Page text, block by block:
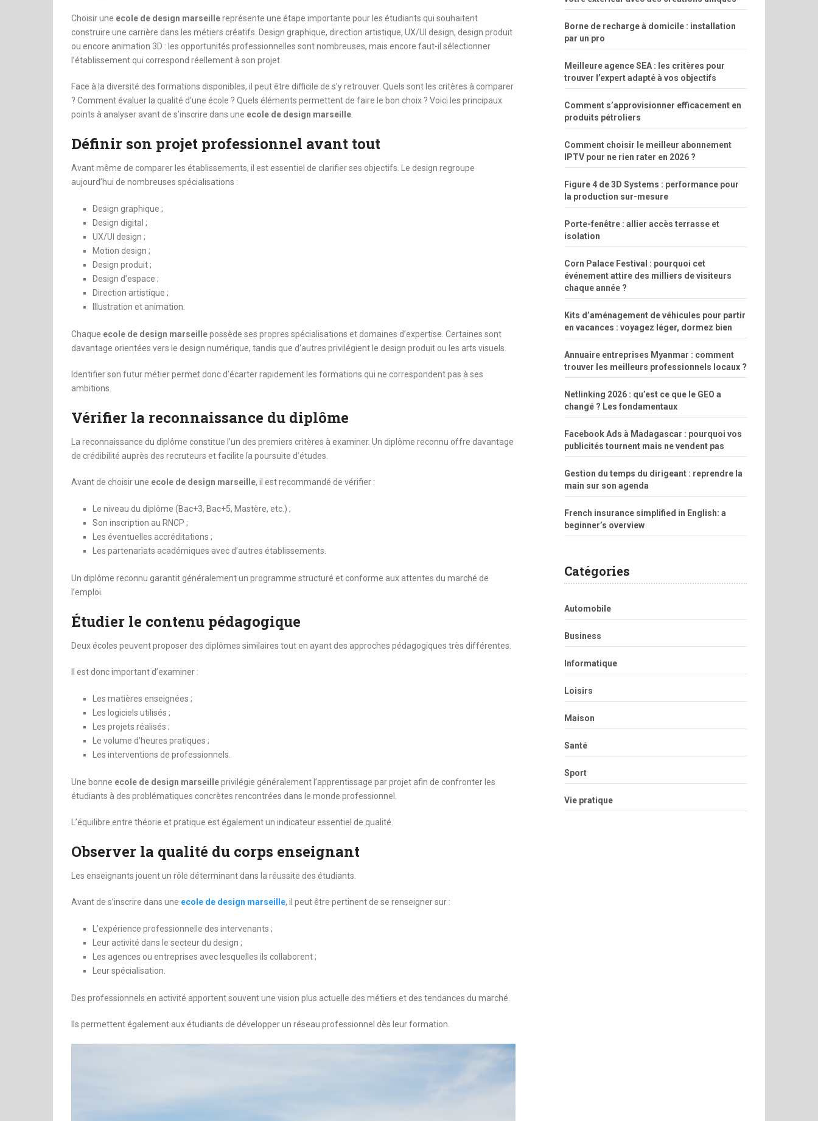
Choisir une ecole de design marseillereprésente une étape importante pour les étudiants qui souhaitent
construire une carrière dans les métiers créatifs. Design graphique, direction artistique, UX/UI design, design produit
ou encore animation 3D : les opportunités professionnelles sont nombreuses, mais encore faut-il sélectionner
l’établissement qui correspond réellement à son projet.
Face à la diversité des formations disponibles, il peut être difficile de s’y retrouver. Quels sont les critères à comparer
? Comment évaluer la qualité d’une école ? Quels éléments permettent de faire le bon choix ? Voici les principaux
points à analyser avant de s’inscrire dans une ecole de design marseille.
Définir son projet professionnel avant tout
Avant même de comparer les établissements, il est essentiel de clarifier ses objectifs. Le design regroupe
aujourd’hui de nombreuses spécialisations :
Design graphique ;
Design digital ;
UX/UI design ;
Motion design ;
Design produit ;
Design d’espace ;
Direction artistique ;
Illustration et animation.
Chaque ecole de design marseillepossède ses propres spécialisations et domaines d’expertise. Certaines sont
davantage orientées vers le design numérique, tandis que d’autres privilégient le design produit ou les arts visuels.
Identifier son futur métier permet donc d’écarter rapidement les formations qui ne correspondent pas à ses
ambitions.
Vérifier la reconnaissance du diplôme
La reconnaissance du diplôme constitue l’un des premiers critères à examiner. Un diplôme reconnu offre davantage
de crédibilité auprès des recruteurs et facilite la poursuite d’études.
Avant de choisir une ecole de design marseille, il est recommandé de vérifier :
Le niveau du diplôme (Bac+3, Bac+5, Mastère, etc.) ;
Son inscription au RNCP ;
Les éventuelles accréditations ;
Les partenariats académiques avec d’autres établissements.
Un diplôme reconnu garantit généralement un programme structuré et conforme aux attentes du marché de
l’emploi.
Étudier le contenu pédagogique
Deux écoles peuvent proposer des diplômes similaires tout en ayant des approches pédagogiques très différentes.
Il est donc important d’examiner :
Les matières enseignées ;
Les logiciels utilisés ;
Les projets réalisés ;
Le volume d’heures pratiques ;
Les interventions de professionnels.
Une bonne ecole de design marseilleprivilégie généralement l’apprentissage par projet afin de confronter les
étudiants à des problématiques concrètes rencontrées dans le monde professionnel.
L’équilibre entre théorie et pratique est également un indicateur essentiel de qualité.
Observer la qualité du corps enseignant
Les enseignants jouent un rôle déterminant dans la réussite des étudiants.
Avant de s’inscrire dans une ecole de design marseille, il peut être pertinent de se renseigner sur :
L’expérience professionnelle des intervenants ;
Leur activité dans le secteur du design ;
Les agences ou entreprises avec lesquelles ils collaborent ;
Leur spécialisation.
Des professionnels en activité apportent souvent une vision plus actuelle des métiers et des tendances du marché.
Ils permettent également aux étudiants de développer un réseau professionnel dès leur formation.
Borne de recharge à domicile : installation
par un pro
Meilleure agence SEA : les critères pour
trouver l’expert adapté à vos objectifs
Comment s’approvisionner efficacement en
produits pétroliers
Comment choisir le meilleur abonnement
IPTV pour ne rien rater en 2026 ?
Figure 4 de 3D Systems : performance pour
la production sur-mesure
Porte-fenêtre : allier accès terrasse et
isolation
Corn Palace Festival : pourquoi cet
événement attire des milliers de visiteurs
chaque année ?
Kits d’aménagement de véhicules pour partir
en vacances : voyagez léger, dormez bien
Annuaire entreprises Myanmar : comment
trouver les meilleurs professionnels locaux ?
Netlinking 2026 : qu’est ce que le GEO a
changé ? Les fondamentaux
Facebook Ads à Madagascar : pourquoi vos
publicités tournent mais ne vendent pas
Gestion du temps du dirigeant : reprendre la
main sur son agenda
French insurance simplified in English: a
beginner’s overview
Catégories
Automobile
Business
Informatique
Loisirs
Maison
Santé
Sport
Vie pratique